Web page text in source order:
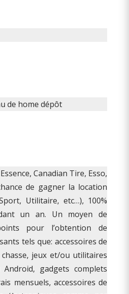
de home dépôt
Canadian Tire, Esso,
de gagner la location
Utilitaire, etc…), 100%
un an. Un moyen de
pour l’obtention de
tels que: accessoires de
jeux et/ou utilitaires
gadgets complets
mensuels, accessoires de